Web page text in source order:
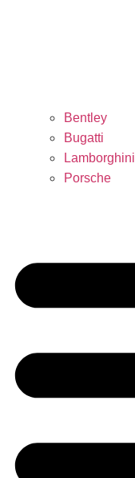
Bentley
Bugatti
Lamborghini
Porsche